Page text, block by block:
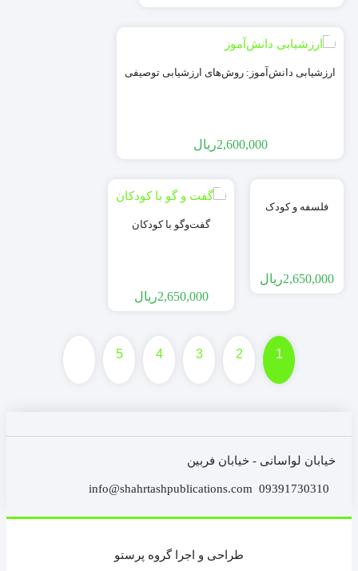
ارزشیابی دانش‌آموز: روش‌های ارزشیابی توصیفی
2,600,000ریال
فلسفه و کودک
2,650,000ریال
گفت‌وگو با کودکان
2,650,000ریال
1
2
3
4
5
خیابان لواسانی - خیابان فربین
09391730310
info@shahrtashpublications.com
طراحی و اجرا گروه پرستو